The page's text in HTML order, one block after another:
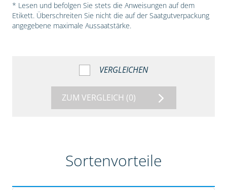
* Lesen und befolgen Sie stets die Anweisungen auf dem
Etikett. Überschreiten Sie nicht die auf der Saatgutverpackung
angegebene maximale Aussaatstärke.
VERGLEICHEN
ZUM VERGLEICH (0)
Sortenvorteile